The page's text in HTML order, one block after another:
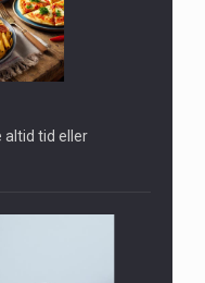
altid tid eller